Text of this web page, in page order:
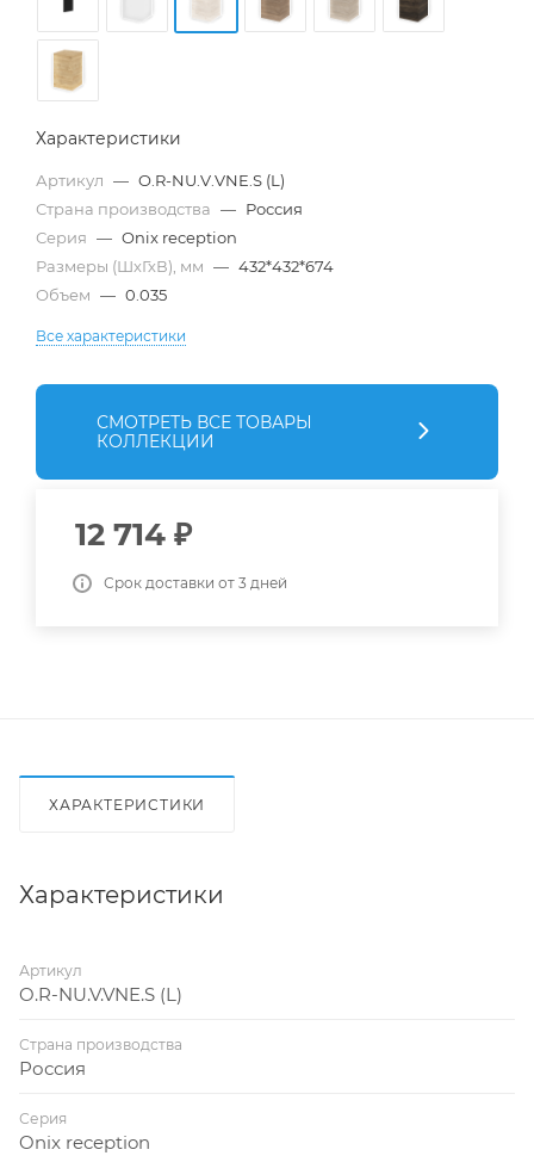
Характеристики
Артикул — O.R-NU.V.VNE.S (L)
Страна производства — Россия
Серия — Onix reception
Размеры (ШхГхВ), мм — 432*432*674
Объем — 0.035
Все характеристики
СМОТРЕТЬ ВСЕ ТОВАРЫ
КОЛЛЕКЦИИ
12 714 ₽
Срок доставки от 3 дней
ХАРАКТЕРИСТИКИ
Характеристики
Артикул
O.R-NU.V.VNE.S (L)
Страна производства
Россия
Серия
Onix reception